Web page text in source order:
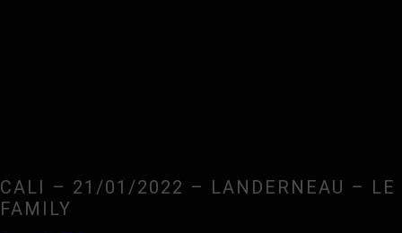
CALI – 21/01/2022 – LANDERNEAU – LE
FAMILY